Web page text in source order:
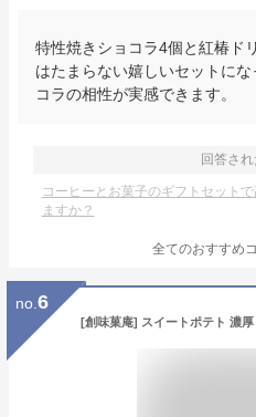
特性焼きショコラ4個と紅椿ド
はたまらない嬉しいセットに
コラの相性が実感できます。
回答さ
コーヒーとお菓子のギフトセット
ますか？
全てのおすすめ
no. 6